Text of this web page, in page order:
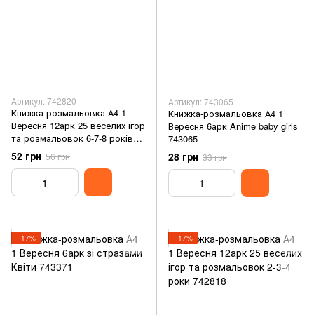
Артикул: 742820
Книжка-розмальовка А4 1
Вересня 12арк 25 веселих ігор
та розмальовок 6-7-8 років
742820
52 грн 56 грн
Артикул: 743065
Книжка-розмальовка А4 1
Вересня 6арк Anime baby girls
743065
28 грн 33 грн
−17% −17%